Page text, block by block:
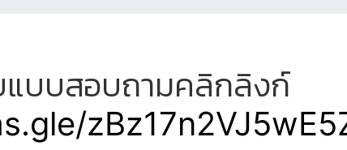
บบสอบถามคลิกลิงก์